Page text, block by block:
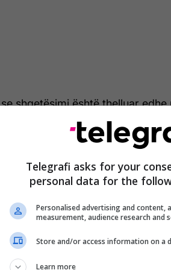
shqetësimi është thelluar
është bërë e ditur se
me kërkesa urgjente për
kërkesë për mbështetje
për huadhënie në vlerë prej
dhe shpenzimeve të tjera
se “pagat, të drejtat e punës
Telegrafi asks for your
personal data for the
Personalised advertising and content,
measurement, audience research and
Store and/or access information on a
Learn more